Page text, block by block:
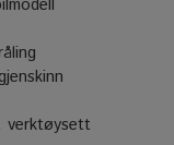
verktøysett